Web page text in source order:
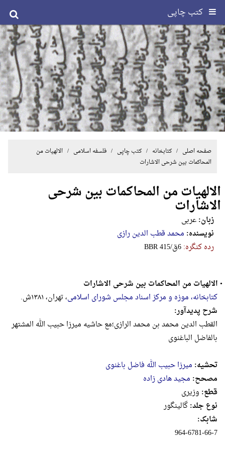
کتب چاپی
صفحه اصلی / کتابخانه /کتب چاپی /فلسفه اسلامی / الالهیات من
المحاکمات بین شرحی الاشارات
الالهیات من المحاکمات بین شرحی
الاشارات
زبان:عربی
نویسنده: محمد قطب الدین رازی
رده کنگره:‎B‎B‎R‎ ‎4‎1‎5‎/‎ق‎6
•الالهیات من المحاکمات بین شرحی الاشارات
کتابخانه، موزه و مرکز اسناد مجلس شورای اسلامی، تهران، ۱۳۸۱ش.
شرح پدیدآور:
القطب الدین محمد بن محمد الرازی؛مع حاشیه میرزا حبیب الله المشتهر
بالفاضل الباغنوی
تحشیه: میرزا حبیب الله فاضل باغنوی
مصحح: مجید هادی زاده
قطع: وزيرى
نوع جلد:گالینگور
شابک:
964-6781-66-7